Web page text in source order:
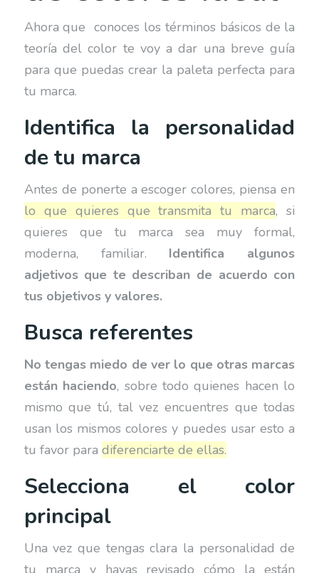
Ahora que conoces los términos básicos de la
teoría del color te voy a dar una breve guía
para que puedas crear la paleta perfecta para
tu marca.
Identifica la personalidad
de tu marca
Antes de ponerte a escoger colores, piensa en
lo que quieres que transmita tu marca, si
quieres que tu marca sea muy formal,
moderna, familiar. Identifica algunos
adjetivos que te describan de acuerdo con
tus objetivos y valores.
Busca referentes
No tengas miedo de ver lo que otras marcas
están haciendo, sobre todo quienes hacen lo
mismo que tú, tal vez encuentres que todas
usan los mismos colores y puedes usar esto a
tu favor para diferenciarte de ellas.
Selecciona el color
principal
Una vez que tengas clara la personalidad de
tu marca y hayas revisado cómo la están